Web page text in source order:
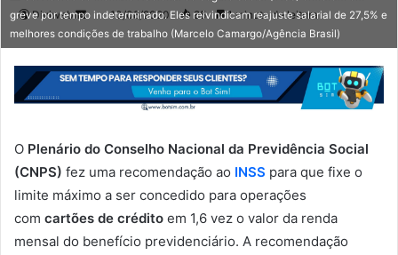
Diviweb
Mande
um
mail
10/08/2020 85 1 minuto de leitura
greve por tempo indeterminado. Eles reivindicam reajuste salarial de 27,5% e
melhores condições de trabalho (Marcelo Camargo/Agência Brasil)
O Plenário do Conselho Nacional da Previdência Social
(CNPS) fez uma recomendação ao INSS para que fixe o
limite máximo a ser concedido para operações
com cartões de crédito em 1,6 vez o valor da renda
mensal do benefício previdenciário. A recomendação